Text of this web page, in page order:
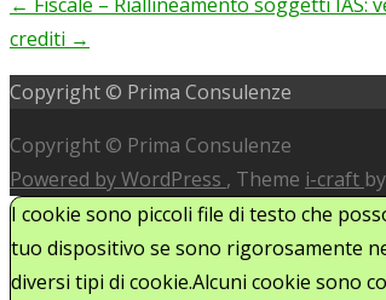
Post
crediti →
Copyright © Prima Consulenze
Copyright © Prima Consulenze
Powered by WordPress , Theme i-craft
I cookie sono piccoli file di testo che
tuo dispositivo se sono rigorosamente
diversi tipi di cookie.Alcuni cookie sono